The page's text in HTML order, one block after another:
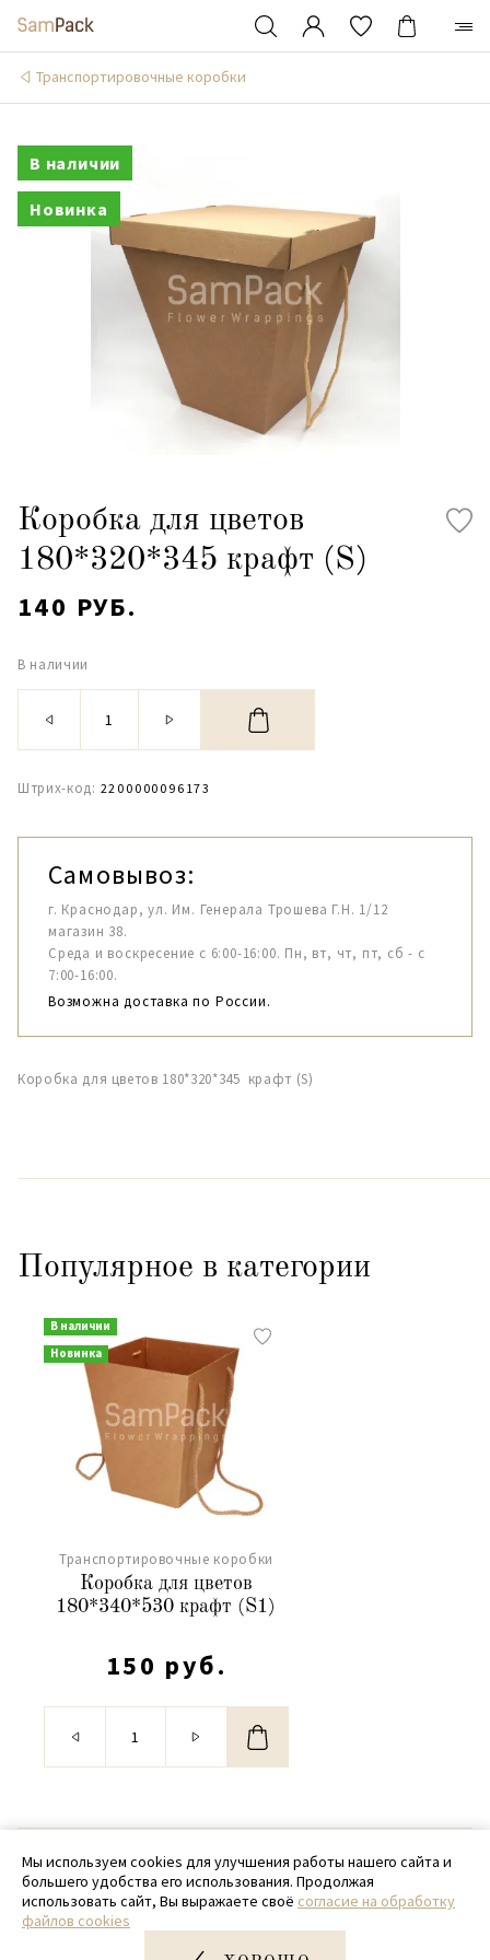
Транспортировочные коробки
В наличии
Новинка
Коробка для цветов
180*320*345 крафт (S)
140 РУБ.
В наличии
Штрих-код: 2200000096173
Самовывоз:
г. Краснодар, ул. Им. Генерала Трошева Г.Н. 1/12
магазин 38.
Среда и воскресение с 6:00-16:00. Пн, вт, чт, пт, сб - с
7:00-16:00.
Возможна доставка по России.
Коробка для цветов 180*320*345 крафт (S)
Популярное в категории
В наличии
Новинка
Транспортировочные коробки
Коробка для цветов
180*340*530 крафт (S1)
150 руб.
© 2020 - 2026 SamPack
+ 7 (918) 699-97-87
zakaz@sampack.store
Мы используем cookies для улучшения работы нашего сайта и
большего удобства его использования. Продолжая
использовать сайт, Вы выражаете своё согласие на обработку
файлов cookies